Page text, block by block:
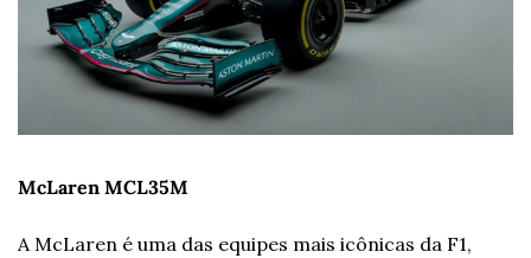
McLaren MCL35M
A McLaren é uma das equipes mais icônicas da F1,